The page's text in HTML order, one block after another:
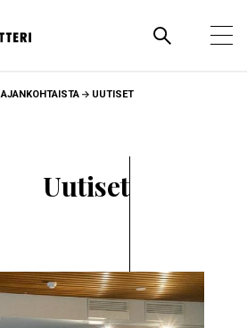
AJANKOHTAISTA UUTISET
Uutiset